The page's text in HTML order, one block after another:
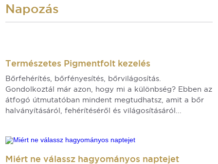
Napozás
Természetes Pigmentfolt kezelés
Bőrfehérítés, bőrfényesítés, bőrvilágosítás.
Gondolkoztál már azon, hogy mi a különbség? Ebben az
átfogó útmutatóban mindent megtudhatsz, amit a bőr
halványításáról, fehérítéséről és világosításáról...
Miért ne válassz hagyományos naptejet